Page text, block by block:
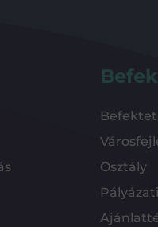
Osztály